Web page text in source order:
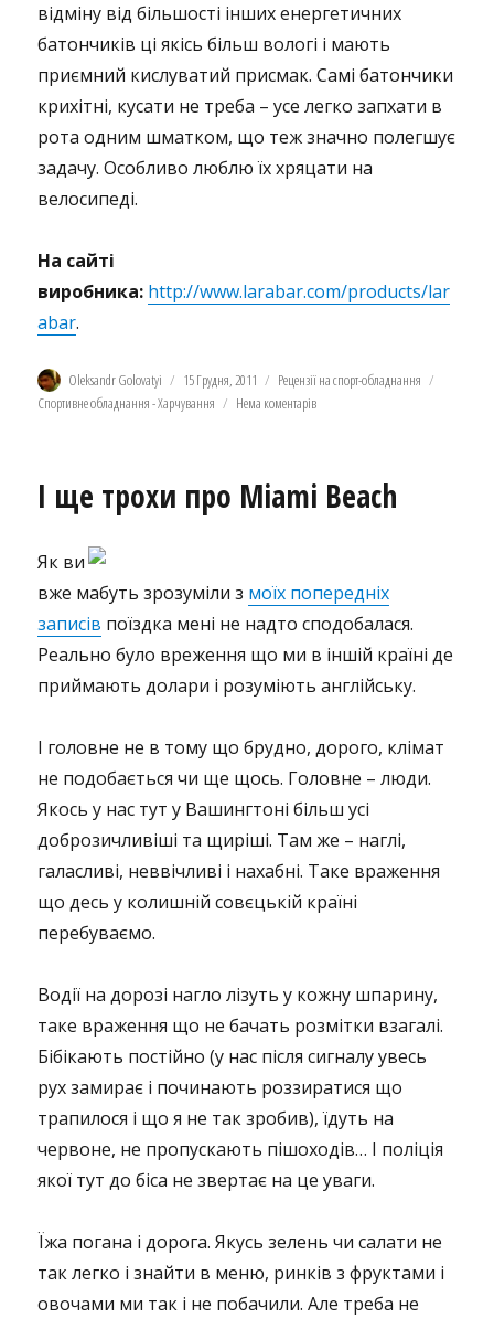
відміну від більшості інших енергетичних
батончиків ці якісь більш вологі і мають
приємний кислуватий присмак. Самі батончики
крихітні, кусати не треба – усе легко запхати в
рота одним шматком, що теж значно полегшує
задачу. Особливо люблю їх хряцати на
велосипеді.
На сайті
виробника: http://www.larabar.com/products/lar
abar.
Автор
Oleksandr Golovatyi Оприлюднено
15 Грудня, 2011 Категорії
Рецензії на спорт-обладнання
Спортивне обладнання - Харчування
Нема коментарів
І ще трохи про Miami Beach
Як ви
вже мабуть зрозуміли з моїх попередніх
записів поїздка мені не надто сподобалася.
Реально було вреження що ми в іншій країні де
приймають долари і розуміють англійську.
І головне не в тому що брудно, дорого, клімат
не подобається чи ще щось. Головне – люди.
Якось у нас тут у Вашингтоні більш усі
доброзичливіші та щиріші. Там же – наглі,
галасливі, неввічливі і нахабні. Таке враження
що десь у колишній совєцькій країні
перебуваємо.
Водії на дорозі нагло лізуть у кожну шпарину,
таке враження що не бачать розмітки взагалі.
Бібікають постійно (у нас після сигналу увесь
рух замирає і починають роззиратися що
трапилося і що я не так зробив), їдуть на
червоне, не пропускають пішоходів… І поліція
якої тут до біса не звертає на це уваги.
Їжа погана і дорога. Якусь зелень чи салати не
так легко і знайти в меню, ринків з фруктами і
овочами ми так і не побачили. Але треба не